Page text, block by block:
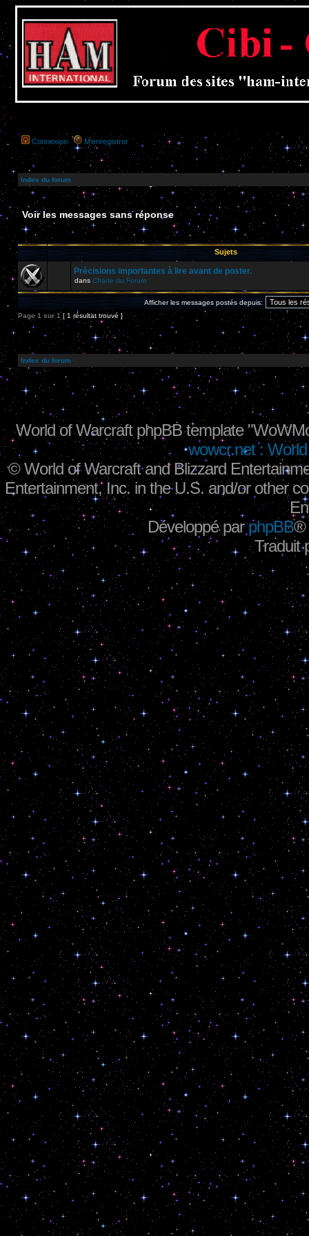
Connexion M’enregistrer
Index du forum
Voir les messages sans réponse
Sujets
Précisions importantes à lire avant de poster.
dans Charte du Forum
Afficher les messages postés depuis:
Page 1 sur 1 [ 1 résultat trouvé ]
Index du forum
World of Warcraft phpBB template
wowcr.net :
©World of Warcraft and Blizzard
Entertainment, Inc. in the U.S. and/or other
Développé parphpBB®
Traduit